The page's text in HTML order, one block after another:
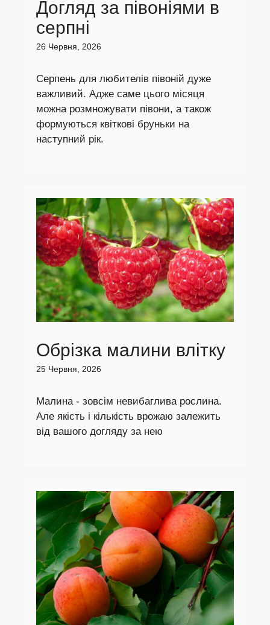
Догляд за півоніями в
серпні
26 Червня, 2026
Серпень для любителів півоній дуже
важливий. Адже саме цього місяця
можна розмножувати півони, а також
формуються квіткові бруньки на
наступний рік.
Обрізка малини влітку
25 Червня, 2026
Малина - зовсім невибаглива рослина.
Але якість і кількість врожаю залежить
від вашого догляду за нею